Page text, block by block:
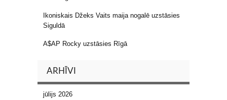
Ikoniskais Džeks Vaits maija nogalē uzstāsies
Siguldā
A$AP Rocky uzstāsies Rīgā
ARHĪVI
jūlijs 2026